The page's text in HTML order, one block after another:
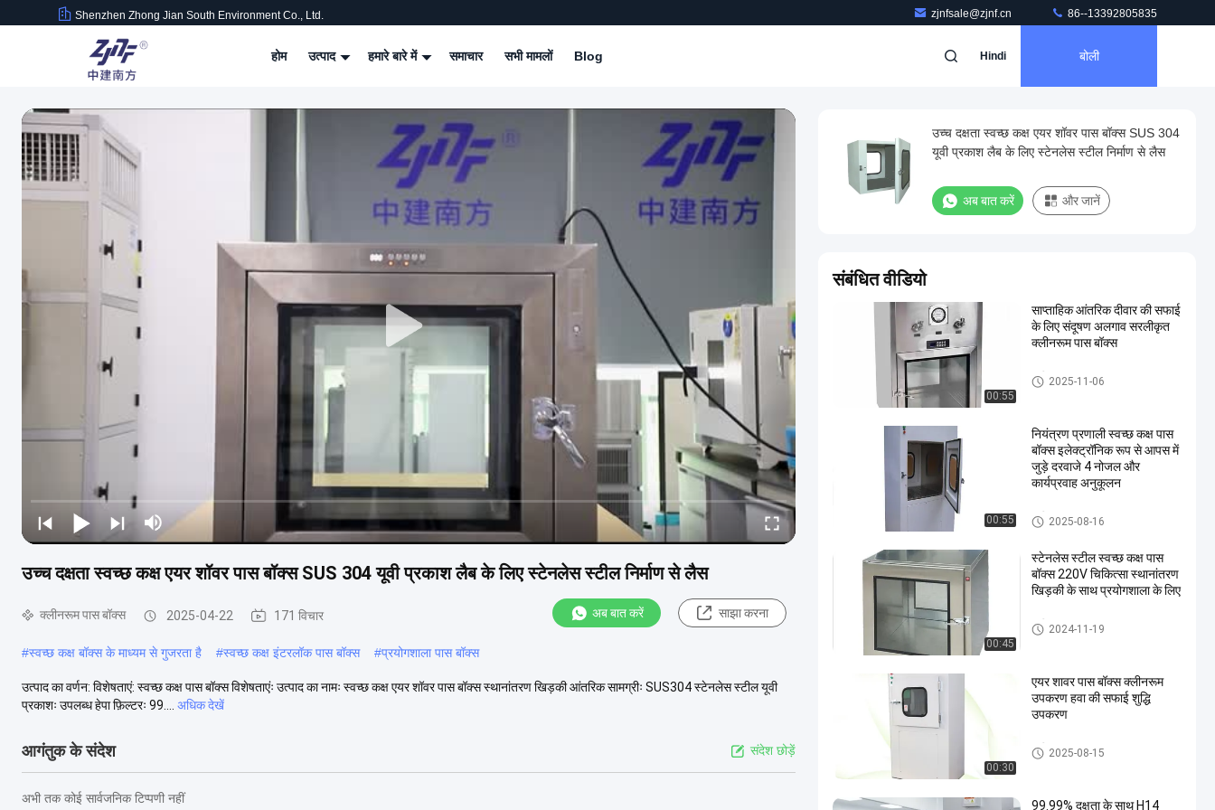
Shenzhen Zhong Jian South Environment Co., Ltd. zjnfsale@zjnf.cn 86--13392805835
होम उत्पाद हमारे बारे में समाचार सभी मामलों Blog Hindi बोली
उच्च दक्षता स्वच्छ कक्ष एयर शॉवर पास बॉक्स SUS 304 यूवी प्रकाश लैब के लिए स्टेनलेस स्टील निर्माण से लैस
क्लीनरूम पास बॉक्स 2025-04-22 171 विचार अब बात करें साझा करना
#स्वच्छ कक्ष बॉक्स के माध्यम से गुजरता है #स्वच्छ कक्ष इंटरलॉक पास बॉक्स #प्रयोगशाला पास बॉक्स
उत्पाद का वर्णन: विशेषताएं: स्वच्छ कक्ष पास बॉक्स विशेषताएंः उत्पाद का नामः स्वच्छ कक्ष एयर शॉवर पास बॉक्स स्थानांतरण खिड़की आंतरिक सामग्रीः SUS304 स्टेनलेस स्टील यूवी
प्रकाशः उपलब्ध हेपा फ़िल्टरः 99....
अधिक देखें
आगंतुक के संदेश संदेश छोड़ें
अभी तक कोई सार्वजनिक टिप्पणी नहीं
उच्च दक्षता स्वच्छ कक्ष एयर शॉवर पास बॉक्स SUS 304
यूवी प्रकाश लैब के लिए स्टेनलेस स्टील निर्माण से लैस
अब बात करें और जानें
संबंधित वीडियो
00:55
साप्ताहिक आंतरिक दीवार की सफाई
के लिए संदूषण अलगाव सरलीकृत
क्लीनरूम पास बॉक्स
क्लीनरूम पास बॉक्स
2025-11-06
00:55
नियंत्रण प्रणाली स्वच्छ कक्ष पास
बॉक्स इलेक्ट्रॉनिक रूप से आपस में
जुड़े दरवाजे 4 नोजल और
कार्यप्रवाह अनुकूलन
क्लीनरूम पास बॉक्स
2025-08-16
00:45
स्टेनलेस स्टील स्वच्छ कक्ष पास
बॉक्स 220V चिकित्सा स्थानांतरण
खिड़की के साथ प्रयोगशाला के लिए
क्लीनरूम पास बॉक्स
2024-11-19
00:30
एयर शावर पास बॉक्स क्लीनरूम
उपकरण हवा की सफाई शुद्धि
उपकरण
क्लीनरूम पास बॉक्स
2025-08-15
99.99% दक्षता के साथ H14